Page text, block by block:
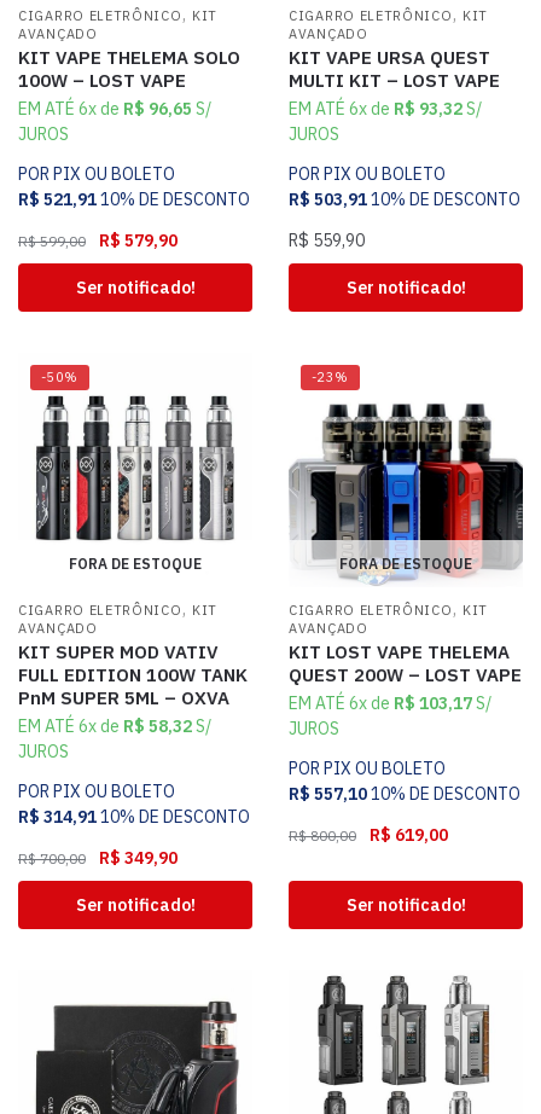
CIGARRO ELETRÔNICO , KIT
AVANÇADO
KIT VAPE THELEMA SOLO
100W – LOST VAPE
EM ATÉ 6x de R$ 96,65 S/
JUROS
POR PIX OU BOLETO
R$ 521,9110% DE DESCONTO
R$599,00 R$ 579,90
Ser notificado!
CIGARRO ELETRÔNICO , KIT
AVANÇADO
KIT VAPE URSA QUEST
MULTI KIT – LOST VAPE
EM ATÉ 6x de R$ 93,32S/
JUROS
POR PIX OU BOLETO
R$ 503,9110% DE DESCONTO
R$ 559,90
Ser notificado!
-50%
FORA DE ESTOQUE
CIGARRO ELETRÔNICO , KIT
AVANÇADO
KIT SUPER MOD VATIV
FULL EDITION 100W TANK
PnM SUPER 5ML – OXVA
EM ATÉ 6x de R$ 58,32S/
JUROS
POR PIX OU BOLETO
R$ 314,9110% DE DESCONTO
R$700,00 R$ 349,90
Ser notificado!
-23%
FORA DE ESTOQUE
CIGARRO ELETRÔNICO , KIT
AVANÇADO
KIT LOST VAPE THELEMA
QUEST 200W – LOST VAPE
EM ATÉ 6x de R$ 103,17S/
JUROS
POR PIX OU BOLETO
R$ 557,1010% DE DESCONTO
R$800,00 R$ 619,00
Ser notificado!